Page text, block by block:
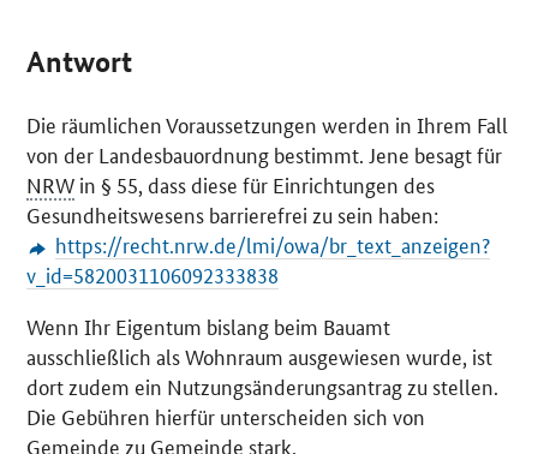
Antwort
Die räumlichen Voraussetzungen werden in Ihrem Fall
von der Landesbauordnung bestimmt. Jene besagt für
NRW in § 55, dass diese für Einrichtungen des
Gesundheitswesens barrierefrei zu sein haben:
https://recht.nrw.de/lmi/owa/br_text_anzeigen?
v_id=5820031106092333838
Wenn Ihr Eigentum bislang beim Bauamt
ausschließlich als Wohnraum ausgewiesen wurde, ist
dort zudem ein Nutzungsänderungsantrag zu stellen.
Die Gebühren hierfür unterscheiden sich von
Gemeinde zu Gemeinde stark.